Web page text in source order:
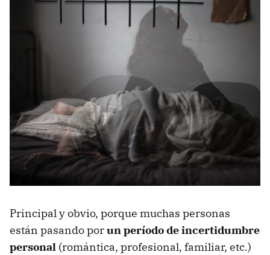
Principal y obvio, porque muchas personas
están pasando porun período de incertidumbre
personal (romántica, profesional, familiar, etc.)